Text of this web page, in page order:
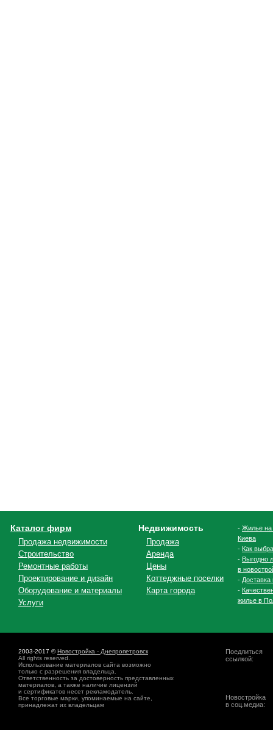
Каталог фирм
Продажа недвижимости
Строительство
Ремонтные работы
Проектирование и дизайн
Оборудование и материалы
Услуги
Недвижимость
Продажа
Аренда
Цены
Коттеджные поселки
Карта города
- Жилье на
Киева
- Как
- Выгодно
в
-
-
жилье в
2003-2017 ©Новостройка - Днепропетровск
All rights reserved.
Использование материалов сайта возможно
только с разрешения владельца.
Ответственность за достоверность представленных
материалов, а также наличие лицензий
и сертификатов несет рекламодатель.
Все торговые марки, упоминаемые на сайте,
принадлежат их владельцам
Поедлиться
ссылкой:
Новостройка
в соц.медиа: